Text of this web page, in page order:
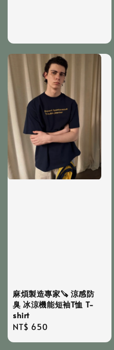
麻煩製造專家🪚 涼感防
臭 冰涼機能短袖T恤 T-
shirt
Regular
NT$ 650